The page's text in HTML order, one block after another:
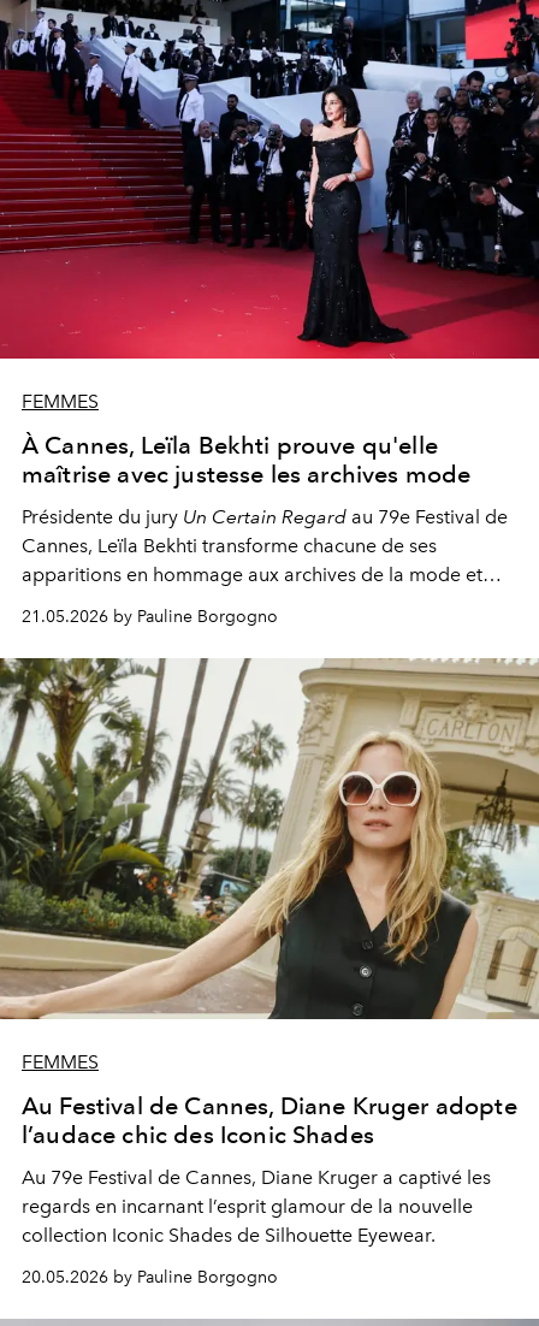
FEMMES
À Cannes, Leïla Bekhti prouve qu'elle
maîtrise avec justesse les archives mode
Présidente du jury Un Certain Regard au 79e Festival de
Cannes, Leïla Bekhti transforme chacune de ses
apparitions en hommage aux archives de la mode et
21.05.2026 by Pauline Borgogno
FEMMES
Au Festival de Cannes, Diane Kruger adopte
l’audace chic des Iconic Shades
Au 79e Festival de Cannes, Diane Kruger a captivé les
regards en incarnant l’esprit glamour de la nouvelle
collection Iconic Shades de Silhouette Eyewear.
20.05.2026 by Pauline Borgogno